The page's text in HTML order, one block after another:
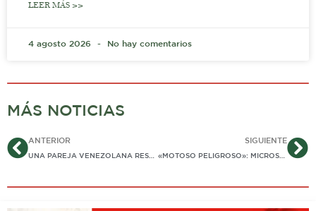
LEER MÁS >>
4 agosto 2026 No hay comentarios
MÁS NOTICIAS
AntANTERIOR SIGUIENTE
«MOTOSO PELIGROSO»: MICROSUEÑO DE CONDUCTOR SERÍA LA CAUSA DE CHOQUE DE CAMIONETA Y MICROBÚS EN LA MARGINAL